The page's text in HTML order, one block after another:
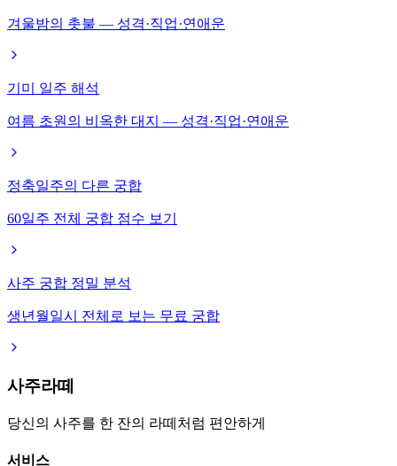
겨울밤의 촛불 — 성격·직업·연애운
기미 일주 해석
여름 초원의 비옥한 대지 — 성격·직업·연애운
정축일주의 다른 궁합
60일주 전체 궁합 점수 보기
사주 궁합 정밀 분석
생년월일시 전체로 보는 무료 궁합
사주라떼
당신의 사주를 한 잔의 라떼처럼 편안하게
서비스